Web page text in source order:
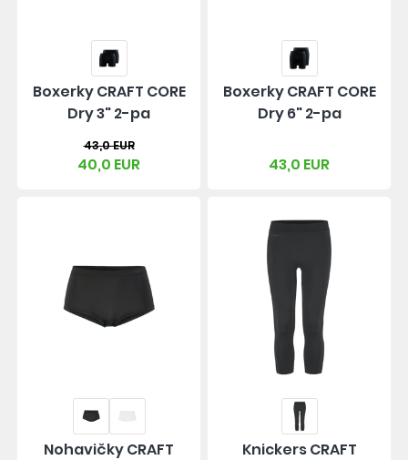
Boxerky CRAFT CORE
Dry 3" 2-pa
43,0 EUR
40,0 EUR
Boxerky CRAFT CORE
Dry 6" 2-pa
43,0 EUR
Nohavičky CRAFT
Knickers CRAFT